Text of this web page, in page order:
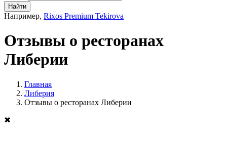
Найти
Например, Rixos Premium Tekirova
Отзывы о ресторанах
Либерии
Главная
Либерия
Отзывы о ресторанах Либерии
✖